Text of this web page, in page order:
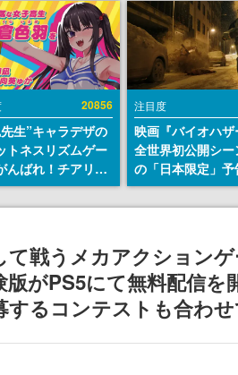
20856
生”キャラデザの
トネスリズムゲー
んばれ！チアリズ
ストアページ
。キャラクターの
注目度
映画『バイオハザ
全世界初公開シ
の「日本限定」予
が解禁。バイオ
月10日）にあわ
院」へ行く配達人
披露
て戦うメカアクション
がPS5にて無料配信を
するコンテストも合わ